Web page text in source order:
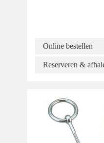
Online bestellen
Reserveren &